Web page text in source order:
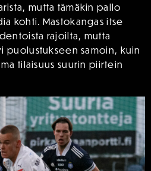
mutta tämäkin pallo
kohti. Mastokangas itse
rajoilta, mutta
puolustukseen samoin, kuin
tilaisuus suurin piirtein